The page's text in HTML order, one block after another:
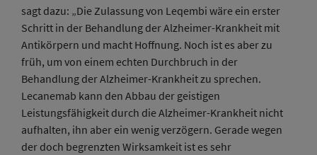
sagt dazu: „Die Zulassung von Leqembi wäre ein erster
Schritt in der Behandlung der Alzheimer-Krankheit mit
Antikörpern und macht Hoffnung. Noch ist es aber zu
früh, um von einem echten Durchbruch in der
Behandlung der Alzheimer-Krankheit zu sprechen.
Lecanemab kann den Abbau der geistigen
Leistungsfähigkeit durch die Alzheimer-Krankheit nicht
aufhalten, ihn aber ein wenig verzögern. Gerade wegen
der doch begrenzten Wirksamkeit ist es sehr